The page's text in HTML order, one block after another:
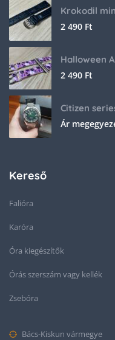
2 490 Ft
2 490 Ft
Ár
Kereső
Falióra
Karóra
Óra kiegészítők
Órás szerszám vagy kellék
Zsebóra
Bács-Kiskun vármegye